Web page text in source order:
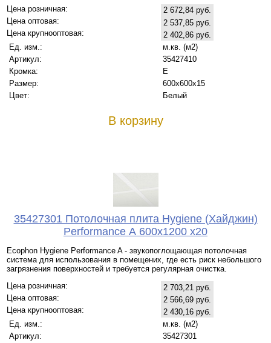
Цена розничная:
2 672,84 руб.
Цена оптовая:
2 537,85 руб.
Цена крупнооптовая:
2 402,86 руб.
Ед. изм.:
м.кв. (м2)
Артикул:
35427410
Кромка:
Е
Размер:
600х600x15
Цвет:
Белый
В корзину
35427301 Потолочная плита Hygiene (Хайджин)
Performance А 600x1200 x20
Ecophon Hygiene Performance A - звукопоглощающая потолочная
система для использования в помещених, где есть риск небольшого
загрязнения поверхностей и требуется регулярная очистка.
Цена розничная:
2 703,21 руб.
Цена оптовая:
2 566,69 руб.
Цена крупнооптовая:
2 430,16 руб.
Ед. изм.:
м.кв. (м2)
Артикул:
35427301